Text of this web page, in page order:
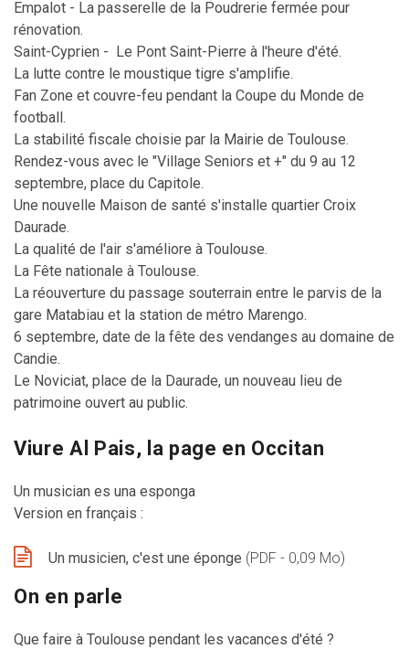
Empalot - La passerelle de la Poudrerie fermée pour
rénovation.
Saint-Cyprien - Le Pont Saint-Pierre à l'heure d'été.
La lutte contre le moustique tigre s'amplifie.
Fan Zone et couvre-feu pendant la Coupe du Monde de
football.
La stabilité fiscale choisie par la Mairie de Toulouse.
Rendez-vous avec le "Village Seniors et +" du 9 au 12
septembre, place du Capitole.
Une nouvelle Maison de santé s'installe quartier Croix
Daurade.
La qualité de l'air s'améliore à Toulouse.
La Fête nationale à Toulouse.
La réouverture du passage souterrain entre le parvis de la
gare Matabiau et la station de métro Marengo.
6 septembre, date de la fête des vendanges au domaine de
Candie.
Le Noviciat, place de la Daurade, un nouveau lieu de
patrimoine ouvert au public.
Viure Al Pais, la page en Occitan
Un musician es una esponga
Version en français :
Un musicien, c'est une éponge (PDF - 0,09 Mo)
On en parle
Que faire à Toulouse pendant les vacances d'été ?